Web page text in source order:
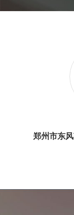
郑州市东